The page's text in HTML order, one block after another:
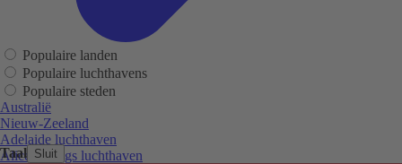
Taal Sluit
Populaire landen
Populaire luchthavens
Populaire steden
Australië
Nieuw-Zeeland
Adelaide luchthaven
Alice Springs luchthaven